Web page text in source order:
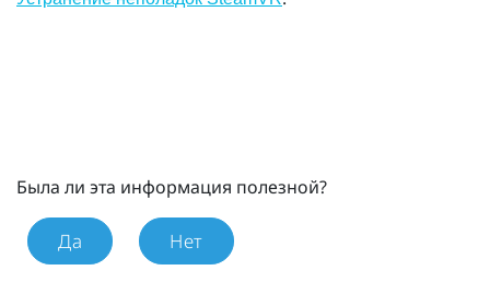
Была ли эта информация полезной?
Да Нет